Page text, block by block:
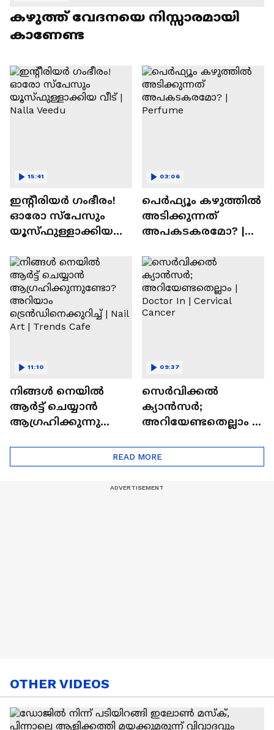
കഴുത്ത് വേദനയെ നിസ്സാരമായി
കാണേണ്ട
ഇന്റീരിയർ ഗംഭീരം!
ഓരോ സ്‌പേസും
യൂസ്ഫുള്ളാക്കിയ
15:41
പെർഫ്യൂം കഴുത്തിൽ
അടിക്കുന്നത്
അപകടകരമോ? |
03:06
നിങ്ങൾ നെയിൽ
ആർട്ട് ചെയ്യാൻ
ആഗ്രഹിക്കുന്നുണ്ടോ
ട്രെൻഡിനെക്കുറിച്ച് |
Nail Art | Trends Cafe
11:10
സെർവിക്കൽ
ക്യാൻസർ;
അറിയേണ്ടതെല്ലാം |
Cancer
09:37
READ MORE
OTHER VIDEOS